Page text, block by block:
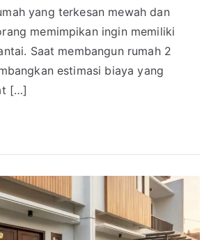
Lantai
&
Kebutuhan
Materialnya
Disini!
yang terkesan mewah dan
memimpikan ingin memiliki
Saat membangun rumah 2
estimasi biaya yang
[…]